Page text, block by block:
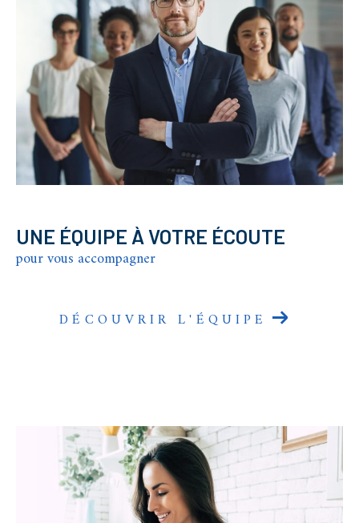
UNE ÉQUIPE À VOTRE ÉCOUTE
pour vous accompagner
DÉCOUVRIR L'ÉQUIPE